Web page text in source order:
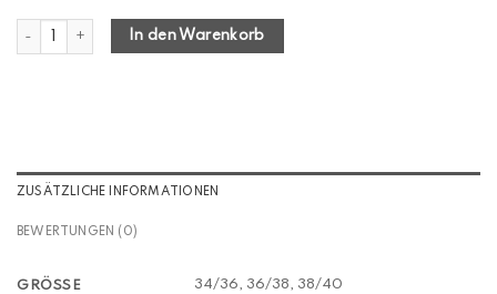
Kleid "Talula" puder Menge
In den Warenkorb
ZUSÄTZLICHE INFORMATIONEN
BEWERTUNGEN (0)
GRÖSSE 34/36, 36/38, 38/40